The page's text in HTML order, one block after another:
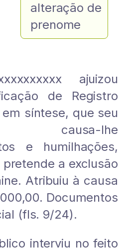
alteração de
prenome
ajuizou
de Registro
síntese, que seu
causa-lhe
e humilhações,
a exclusão
Atribuiu à causa
Documentos
(fls. 9/24).
interviu no feito